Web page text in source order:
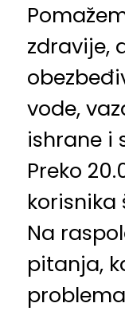
zdravije,
vode,
ishrane i
Preko
korisnika
Na
pitanja,